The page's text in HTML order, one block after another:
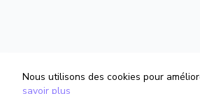
Nous utilisons des cookies pour
savoir plus